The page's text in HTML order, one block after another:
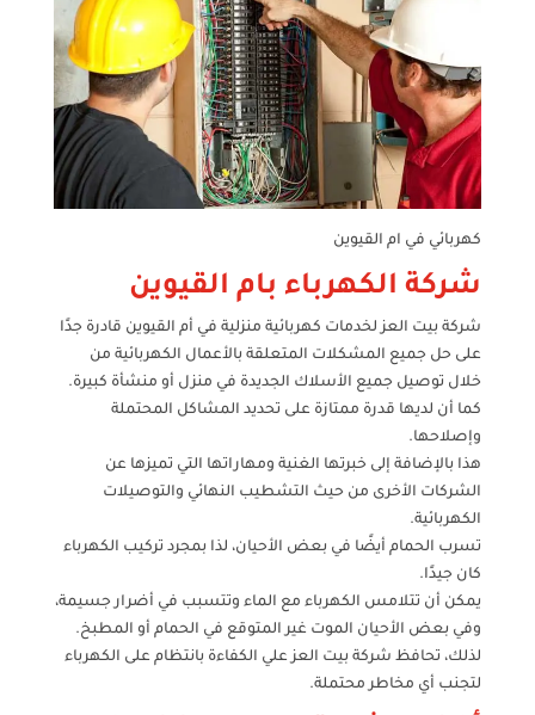
كهربائي في ام القيوين
شركة الكهرباء بام القيوين
شركة بيت العز لخدمات كهربائية منزلية في أم القيوين قادرة جدًا
على حل جميع المشكلات المتعلقة بالأعمال الكهربائية من
خلال توصيل جميع الأسلاك الجديدة في منزل أو منشأة كبيرة.
كما أن لديها قدرة ممتازة على تحديد المشاكل المحتملة
وإصلاحها.
هذا بالإضافة إلى خبرتها الغنية ومهاراتها التي تميزها عن
الشركات الأخرى من حيث التشطيب النهائي والتوصيلات
الكهربائية.
تسرب الحمام أيضًا في بعض الأحيان، لذا بمجرد تركيب الكهرباء
كان جيدًا.
يمكن أن تتلامس الكهرباء مع الماء وتتسبب في أضرار جسيمة،
وفي بعض الأحيان الموت غير المتوقع في الحمام أو المطبخ.
لذلك، تحافظ شركة بيت العز علي الكفاءة بانتظام على الكهرباء
لتجنب أي مخاطر محتملة.